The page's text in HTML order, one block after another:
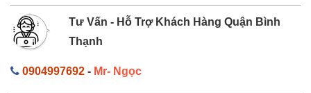
Tư Vấn - Hỗ Trợ Khách Hàng Quận Bình
Thạnh
0904997692 - Mr- Ngọc